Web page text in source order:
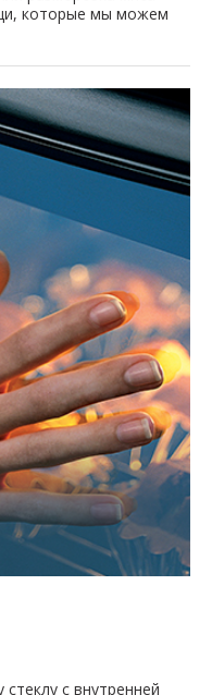
которые мы можем
с внутренней